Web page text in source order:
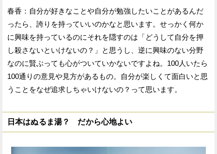
春香：自分が好きなことや自分が勉強したいことがあるんだ
ったら、誇りを持っていいのかなと思います。せっかく何か
に興味を持っているのにそれを隠すのは「どうして自分を押
し殺さないといけないの？」と思うし、逆に興味のない分野
なのに賢ぶっても心がついていかないですよね。100人いたら
100通りの意見や見方があるもの。自分が楽しくて面白いと思
うことをなぜ追求しちゃいけないの？って思います。
日本はぬるま湯？ だから心地よい